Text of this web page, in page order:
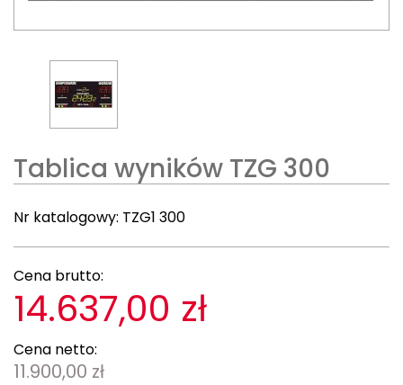
Tablica wyników TZG 300
Nr katalogowy: TZG1 300
Cena brutto:
14.637,00 zł
Cena netto:
11.900,00 zł